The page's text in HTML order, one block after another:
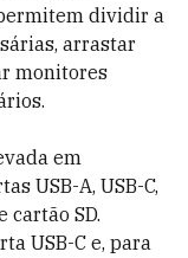
dividir a
arrastar
monitores
em
USB-A, USB-C,
cartão SD.
USB-C e, para